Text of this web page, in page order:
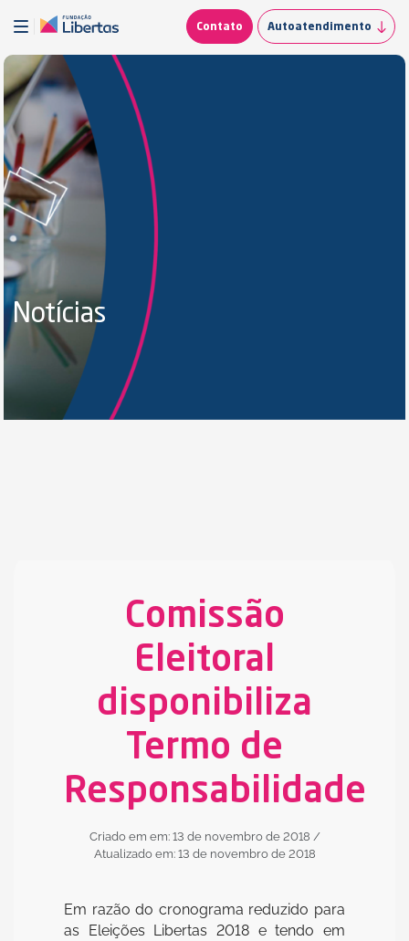
Contato Autoatendimento
Notícias
Comissão
Eleitoral
disponibiliza
Termo de
Responsabilidade
Criado em em: 13 de novembro de 2018 /
Atualizado em: 13 de novembro de 2018
Em razão do cronograma reduzido para
as Eleições Libertas 2018 e tendo em